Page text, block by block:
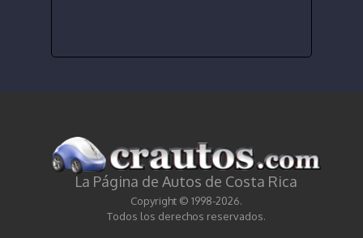
La Página de Autos de Costa Rica
Copyright © 1998-2026.
Todos los derechos reservados.